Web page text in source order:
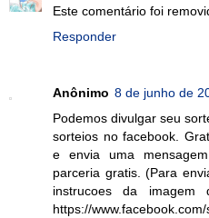
Este comentário foi
Responder
Anônimo 8 de junho de
Podemos divulgar seu
sorteios no facebook.
e envia uma
parceria gratis. (Para
instrucoes da imagem
https://